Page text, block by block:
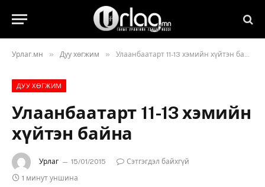
Урлаг.мн » Дуу хөгжим » Улаанбаатарт 11-13 хэмийн хүйтэн байна
ДУУ ХӨГЖИМ
Улаанбаатарт 11-13 хэмийн
хүйтэн байна
Урлаг 15/01/2015
Сэтгэгдэл байхгүй
1 минут уншина